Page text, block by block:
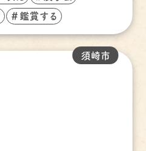
＃鑑賞する
須崎市